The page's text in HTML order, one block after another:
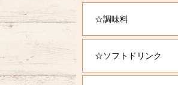
☆調味料
☆ソフトドリンク